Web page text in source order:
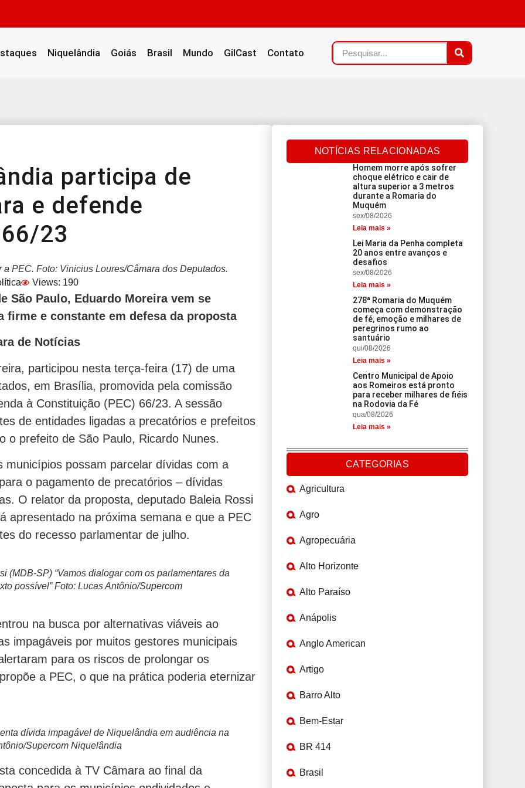
Niquelândia Goiás Brasil Mundo GilCast Contato
participa de
e defende
23
PEC. Foto: Vinicius Loures/Câmara dos Deputados.
Views: 190
São Paulo, Eduardo Moreira vem se
firme e constante em defesa da proposta
de Notícias
participou nesta terça-feira (17) de uma
em Brasília, promovida pela comissão
à Constituição (PEC) 66/23. A sessão
de entidades ligadas a precatórios e prefeitos
o prefeito de São Paulo, Ricardo Nunes.
possam parcelar dívidas com a
o pagamento de precatórios – dívidas
O relator da proposta, deputado Baleia Rossi
apresentado na próxima semana e que a PEC
do recesso parlamentar de julho.
(MDB-SP) “Vamos dialogar com os parlamentares da
possível” Foto: Lucas Antônio/Supercom
na busca por alternativas viáveis ao
impagáveis por muitos gestores municipais
para os riscos de prolongar os
a PEC, o que na prática poderia eternizar
dívida impagável de Niquelândia em audiência na
Supercom Niquelândia
concedida à TV Câmara ao final da
NOTÍCIAS RELACIONADAS
Homem morre após sofrer
choque elétrico e cair de
altura superior a 3 metros
durante a Romaria do
Muquém
sex/08/2026
Leia mais »
Lei Maria da Penha completa
20 anos entre avanços e
desafios
sex/08/2026
Leia mais »
278ª Romaria do Muquém
começa com demonstração
de fé, emoção e milhares de
peregrinos rumo ao
santuário
qui/08/2026
Leia mais »
Centro Municipal de Apoio
aos Romeiros está pronto
para receber milhares de fiéis
na Rodovia da Fé
qua/08/2026
Leia mais »
CATEGORIAS
Agricultura
Agro
Agropecuária
Alto Horizonte
Alto Paraíso
Anápolis
Anglo American
Artigo
Barro Alto
Bem-Estar
BR 414
Brasil